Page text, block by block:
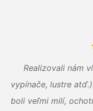
Realizovali nám
vypínače, lustre
boli veľmi milí,